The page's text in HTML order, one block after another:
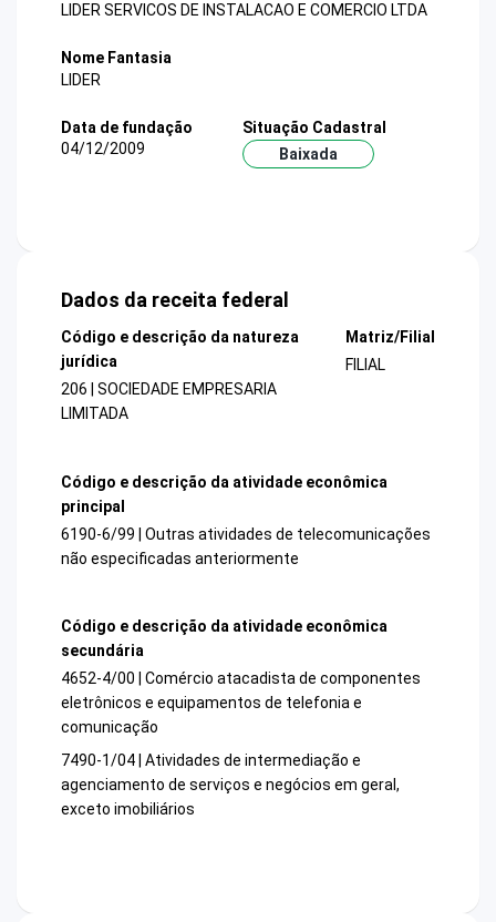
LIDER SERVICOS DE INSTALACAO E COMERCIO LTDA
Nome Fantasia
LIDER
Data de fundação
04/12/2009
Situação Cadastral
Baixada
Dados da receita federal
Código e descrição da natureza
jurídica
206 | SOCIEDADE EMPRESARIA
LIMITADA
Matriz/Filial
FILIAL
Código e descrição da atividade econômica
principal
6190-6/99 | Outras atividades de telecomunicações
não especificadas anteriormente
Código e descrição da atividade econômica
secundária
4652-4/00 | Comércio atacadista de componentes
eletrônicos e equipamentos de telefonia e
comunicação
7490-1/04 | Atividades de intermediação e
agenciamento de serviços e negócios em geral,
exceto imobiliários